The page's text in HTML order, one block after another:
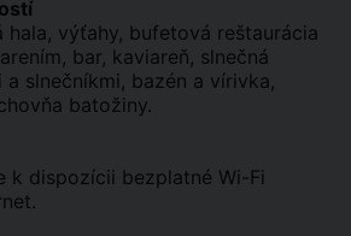
hala, výťahy, bufetová reštaurácia
bar, kaviareň, slnečná
a slnečníkmi, bazén a vírivka,
batožiny.
k dispozícii bezplatné Wi-Fi